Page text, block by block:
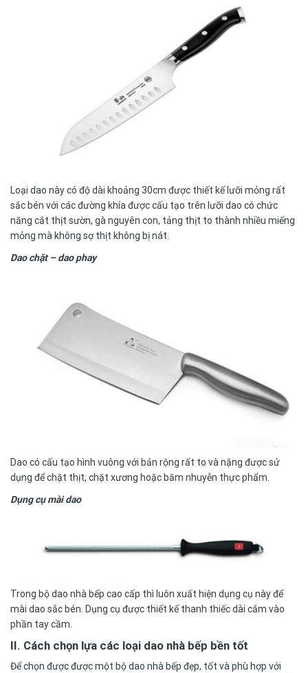
Loại dao này có độ dài khoảng 30cm được thiết kế lưỡi mỏng rất
sắc bén với các đường khía được cấu tạo trên lưỡi dao có chức
năng cắt thịt sườn, gà nguyên con, tảng thịt to thành nhiều miếng
mỏng mà không sợ thịt không bị nát.
Dao chặt – dao phay
Dao có cấu tạo hình vuông với bản rộng rất to và nặng được sử
dụng để chặt thịt, chặt xương hoặc băm nhuyễn thực phẩm.
Dụng cụ mài dao
Trong bộdao nhà bếp cao cấp thì luôn xuất hiện dụng cụ này để
mài dao sắc bén. Dụng cụ được thiết kế thanh thiếc dài cắm vào
phần tay cầm.
II. Cách chọn lựa các loại dao nhà bếp bền tốt
Để chọn được được một bộ dao nhà bếp đẹp, tốt và phù hợp với